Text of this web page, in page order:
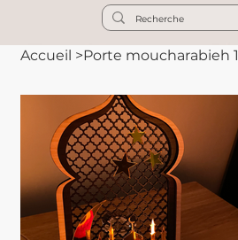
Accueil >Porte moucharabieh 1